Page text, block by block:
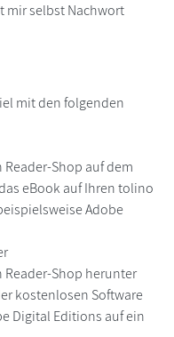
mir selbst Nachwort
mit den folgenden
Shop auf dem
eBook auf Ihren tolino
Adobe
Reader-Shop herunter
kostenlosen Software
Digital Editions auf ein